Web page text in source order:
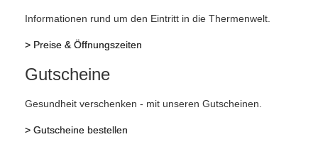
Informationen rund um den Eintritt in die Thermenwelt.
> Preise & Öffnungszeiten
Gutscheine
Gesundheit verschenken - mit unseren Gutscheinen.
> Gutscheine bestellen